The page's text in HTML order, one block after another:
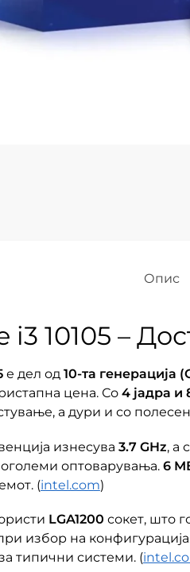
Опис
i3 10105 –
е дел од 10-та генерација
цена. Со 4 јадра и
а дури и со полесен
изнесува 3.7 GHz, а
оптоварувања. 6
(intel.com)
LGA1200 сокет, што
избор на
типични системи. (